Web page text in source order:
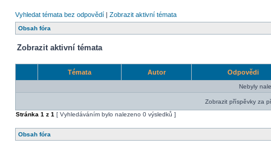
Vyhledat témata bez odpovědí | Zobrazit aktivní témata
Obsah fóra
Zobrazit aktivní témata
Témata Autor Odpovědi
Nebyly
Zobrazit příspěvky za
Stránka 1 z 1 [ Vyhledáváním bylo nalezeno 0 výsledků ]
Obsah fóra